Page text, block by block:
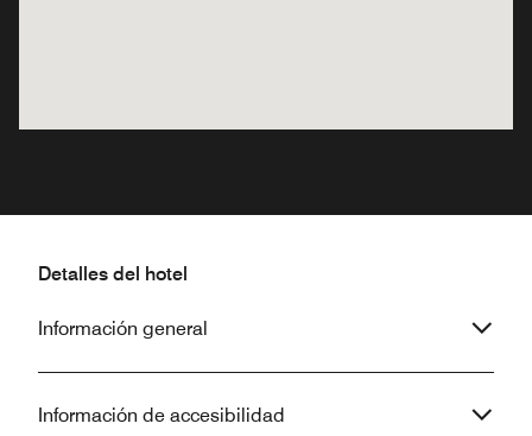
Detalles del hotel
Información general
Información de accesibilidad